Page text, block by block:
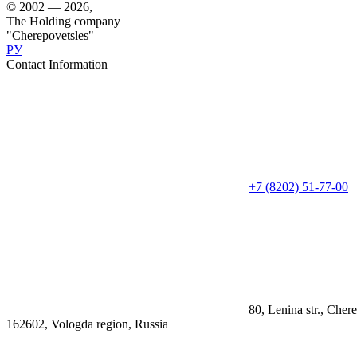
© 2002 — 2026,
The Holding company
"Cherepovetsles"
РУ
Contact Information
+7 (8202) 51-77-00
80, Lenina str.,
162602, Vologda region, Russia